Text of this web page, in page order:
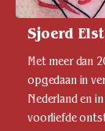
Sjoerd
Met meer dan
opgedaan in
Nederland en
voorliefde